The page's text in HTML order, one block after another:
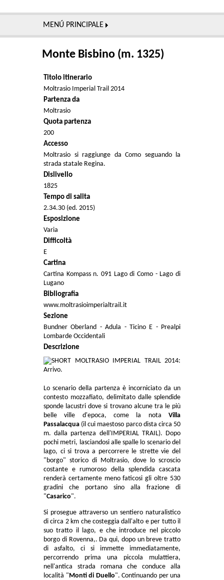
MENÚ PRINCIPALE
Monte Bisbino (m. 1325)
Titolo itinerario
Moltrasio Imperial Trail 2014
Partenza da
Moltrasio
Quota partenza
200
Accesso
Moltrasio si raggiunge da Como seguando la
strada statale Regina.
Dislivello
1825
Tempo di salita
2.34.30 (ed. 2015)
Esposizione
Varia
Difficoltà
E
Cartina
Cartina Kompass n. 091 Lago di Como - Lago di
Lugano
Bibliografia
www.moltrasioimperialtrail.it
Sezione
Bundner Oberland - Adula - Ticino E - Prealpi
Lombarde Occidentali
Descrizione
Lo scenario della partenza è incorniciato da un
contesto mozzafiato, delimitato dalle splendide
sponde lacustri dove si trovano alcune tra le più
belle ville d'epoca, come la nota Villa
Passalacqua (il cui maestoso parco dista circa 50
m. dalla partenza dell'IMPERIAL TRAIL). Dopo
pochi metri, lasciandosi alle spalle lo scenario del
lago, ci si trova a percorrere le strette vie del
"borgo" storico di Moltrasio, dove lo scroscio
costante e rumoroso della splendida cascata
renderà certamente meno faticosi gli oltre 530
gradini che portano sino alla frazione di
"Casarico".
Si prosegue attraverso un sentiero naturalistico
di circa 2 km che costeggia dall'alto e per tutto il
suo tratto il lago, e che introduce nel piccolo
borgo di Rovenna,. Da qui, dopo un breve tratto
di asfalto, ci si immette immediatamente,
percorrendo prima una piccola mulattiera,
nell'antica strada romana che conduce alla
località " Monti di Duello". Continuando per una